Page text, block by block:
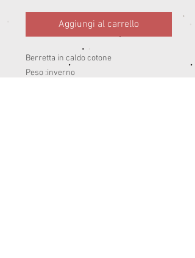
Aggiungi al carrello
Berretta in caldo cotone
Peso :inverno